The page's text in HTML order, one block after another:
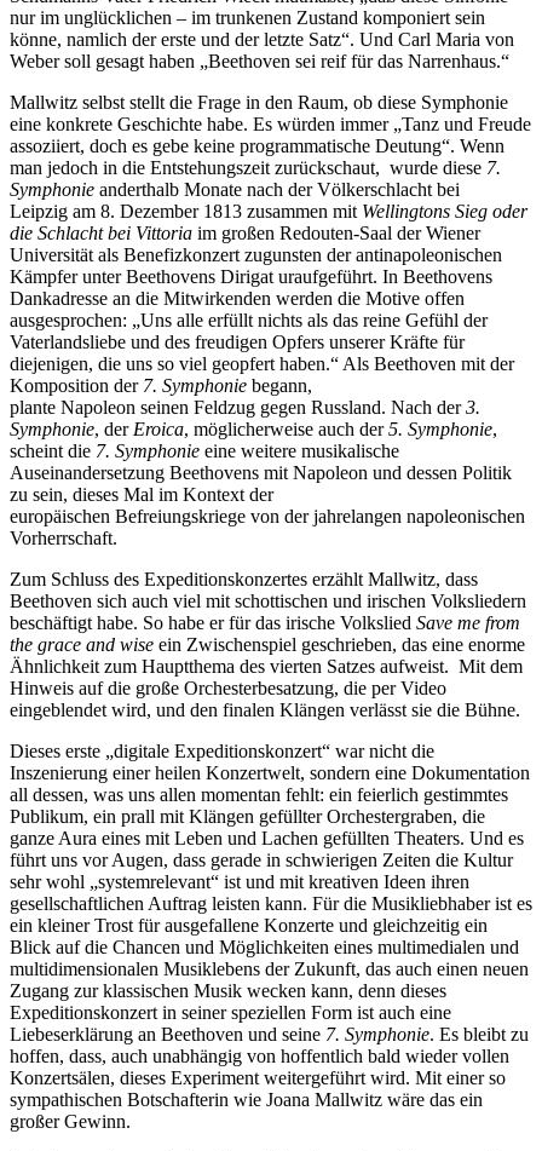
nur im unglücklichen – im trunkenen Zustand komponiert sein
könne, namlich der erste und der letzte Satz“. Und Carl Maria von
Weber soll gesagt haben „Beethoven sei reif für das Narrenhaus.“
Mallwitz selbst stellt die Frage in den Raum, ob diese Symphonie
eine konkrete Geschichte habe. Es würden immer „Tanz und Freude
assoziiert, doch es gebe keine programmatische Deutung“. Wenn
man jedoch in die Entstehungszeit zurückschaut, wurde diese 7.
Symphonie anderthalb Monate nach der Völkerschlacht bei
Leipzig am 8. Dezember 1813 zusammen mit Wellingtons Sieg oder
die Schlacht bei Vittoria im großen Redouten-Saal der Wiener
Universität als Benefizkonzert zugunsten der antinapoleonischen
Kämpfer unter Beethovens Dirigat uraufgeführt. In Beethovens
Dankadresse an die Mitwirkenden werden die Motive offen
ausgesprochen: „Uns alle erfüllt nichts als das reine Gefühl der
Vaterlandsliebe und des freudigen Opfers unserer Kräfte für
diejenigen, die uns so viel geopfert haben.“ Als Beethoven mit der
Komposition der 7. Symphonie begann,
plante Napoleon seinen Feldzug gegen Russland. Nach der3.
Symphonie, der Eroica, möglicherweise auch der5. Symphonie,
scheint die 7. Symphonie eine weitere musikalische
Auseinandersetzung Beethovens mit Napoleon und dessen Politik
zu sein, dieses Mal im Kontext der
europäischen Befreiungskriege von der jahrelangen napoleonischen
Vorherrschaft.
Zum Schluss des Expeditionskonzertes erzählt Mallwitz, dass
Beethoven sich auch viel mit schottischen und irischen Volksliedern
beschäftigt habe. So habe er für das irische Volkslied Save me from
the grace and wise ein Zwischenspiel geschrieben, das eine enorme
Ähnlichkeit zum Hauptthema des vierten Satzes aufweist. Mit dem
Hinweis auf die große Orchesterbesatzung, die per Video
eingeblendet wird, und den finalen Klängen verlässt sie die Bühne.
Dieses erste „digitale Expeditionskonzert“ war nicht die
Inszenierung einer heilen Konzertwelt, sondern eine Dokumentation
all dessen, was uns allen momentan fehlt: ein feierlich gestimmtes
Publikum, ein prall mit Klängen gefüllter Orchestergraben, die
ganze Aura eines mit Leben und Lachen gefüllten Theaters. Und es
führt uns vor Augen, dass gerade in schwierigen Zeiten die Kultur
sehr wohl „systemrelevant“ ist und mit kreativen Ideen ihren
gesellschaftlichen Auftrag leisten kann. Für die Musikliebhaber ist es
ein kleiner Trost für ausgefallene Konzerte und gleichzeitig ein
Blick auf die Chancen und Möglichkeiten eines multimedialen und
multidimensionalen Musiklebens der Zukunft, das auch einen neuen
Zugang zur klassischen Musik wecken kann, denn dieses
Expeditionskonzert in seiner speziellen Form ist auch eine
Liebeserklärung an Beethoven und seine 7. Symphonie. Es bleibt zu
hoffen, dass, auch unabhängig von hoffentlich bald wieder vollen
Konzertsälen, dieses Experiment weitergeführt wird. Mit einer so
sympathischen Botschafterin wie Joana Mallwitz wäre das ein
großer Gewinn.